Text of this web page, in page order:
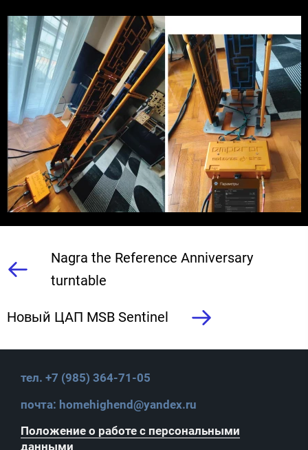
Nagra the Reference Anniversary
turntable
Новый ЦАП MSB Sentinel
тел. +7 (985) 364-71-05
почта: homehighend@yandex.ru
Положение о работе с персональными
данными